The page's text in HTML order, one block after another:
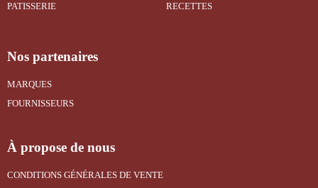
PATISSERIE
RECETTES
Nos partenaires
MARQUES
FOURNISSEURS
À propose de nous
CONDITIONS GÉNÉRALES DE VENTE